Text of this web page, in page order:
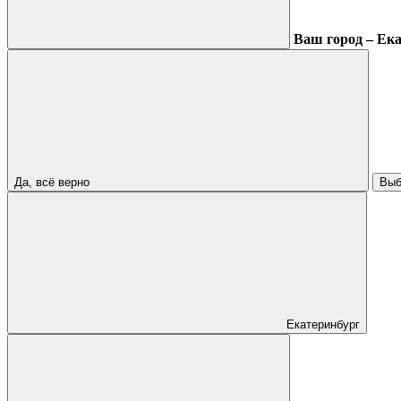
Ваш город –
Да, всё верно
Екатеринбург